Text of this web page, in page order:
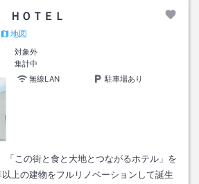
ＨＯＴＥＬ
地図
対象外
集計中
無線LAN
駐車場あり
「この街と食と大地とつながるホテル」を
上の建物をフルリノベーションして誕生